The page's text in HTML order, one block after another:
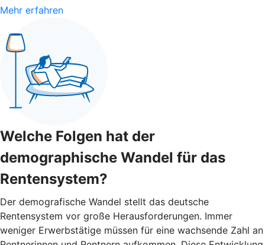
Mehr erfahren
Welche Folgen hat der
demographische Wandel für das
Rentensystem?
Der demografische Wandel stellt das deutsche
Rentensystem vor große Herausforderungen. Immer
weniger Erwerbstätige müssen für eine wachsende Zahl an